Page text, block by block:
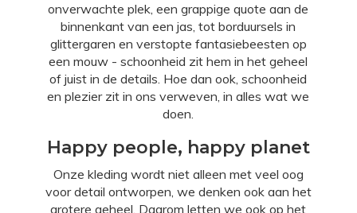
onverwachte plek, een grappige quote aan de
binnenkant van een jas, tot borduursels in
glittergaren en verstopte fantasiebeesten op
een mouw - schoonheid zit hem in het geheel
of juist in de details. Hoe dan ook, schoonheid
en plezier zit in ons verweven, in alles wat we
doen.
Happy people, happy planet
Onze kleding wordt niet alleen met veel oog
voor detail ontworpen, we denken ook aan het
grotere geheel. Daarom letten we ook op het